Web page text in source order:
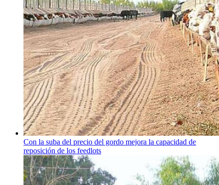
Con la suba del precio del gordo mejora la capacidad de
reposición de los feedlots